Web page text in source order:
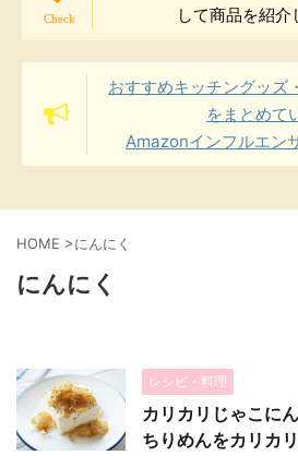
して商品を紹介
おすすめキッチングッズ
をまとめて
Amazonインフルエン
HOME >にんにく
にんにく
レシピ・料理
カリカリじゃこに
ちりめんをカリカ